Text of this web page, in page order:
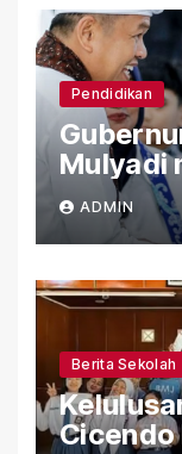
Pendidikan
Mulyadi
Bantuan
SLBN
ADMIN
Berita Sekolah
Cicendo